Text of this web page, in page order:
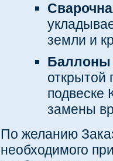
земли и
Баллоны
открытой
подвеске
замены
По желанию
необходимого